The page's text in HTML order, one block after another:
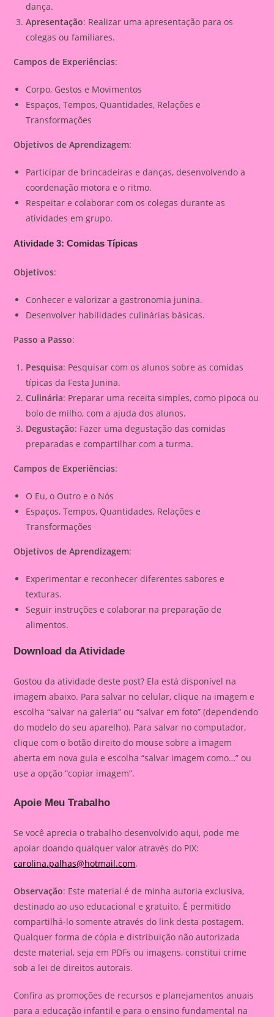
dança.
Apresentação: Realizar uma apresentação para os
colegas ou familiares.
Campos de Experiências:
Corpo, Gestos e Movimentos
Espaços, Tempos, Quantidades, Relações e
Transformações
Objetivos de Aprendizagem:
Participar de brincadeiras e danças, desenvolvendo a
coordenação motora e o ritmo.
Respeitar e colaborar com os colegas durante as
atividades em grupo.
Atividade 3: Comidas Típicas
Objetivos:
Conhecer e valorizar a gastronomia junina.
Desenvolver habilidades culinárias básicas.
Passo a Passo:
Pesquisa: Pesquisar com os alunos sobre as comidas
típicas da Festa Junina.
Culinária: Preparar uma receita simples, como pipoca ou
bolo de milho, com a ajuda dos alunos.
Degustação: Fazer uma degustação das comidas
preparadas e compartilhar com a turma.
Campos de Experiências:
O Eu, o Outro e o Nós
Espaços, Tempos, Quantidades, Relações e
Transformações
Objetivos de Aprendizagem:
Experimentar e reconhecer diferentes sabores e
texturas.
Seguir instruções e colaborar na preparação de
alimentos.
Download da Atividade
Gostou da atividade deste post? Ela está disponível na
imagem abaixo. Para salvar no celular, clique na imagem e
escolha “salvar na galeria” ou “salvar em foto” (dependendo
do modelo do seu aparelho). Para salvar no computador,
clique com o botão direito do mouse sobre a imagem
aberta em nova guia e escolha “salvar imagem como…” ou
use a opção “copiar imagem”.
Apoie Meu Trabalho
Se você aprecia o trabalho desenvolvido aqui, pode me
apoiar doando qualquer valor através do PIX:
carolina.palhas@hotmail.com.
Observação: Este material é de minha autoria exclusiva,
destinado ao uso educacional e gratuito. É permitido
compartilhá-lo somente através do link desta postagem.
Qualquer forma de cópia e distribuição não autorizada
deste material, seja em PDFs ou imagens, constitui crime
sob a lei de direitos autorais.
Confira as promoções de recursos e planejamentos anuais
para a educação infantil e para o ensino fundamental na